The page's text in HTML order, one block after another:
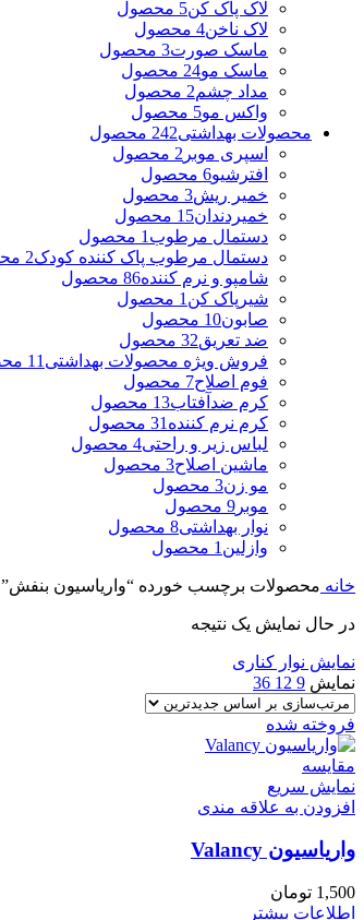
لاک پاک کن5 محصول
لاک ناخن4 محصول
ماسک صورت3 محصول
ماسک مو24 محصول
مداد چشم2 محصول
واکس مو5 محصول
محصولات بهداشتی242 محصول
اسپری موبر 2 محصول
افترشیو6 محصول
خمیر ریش3 محصول
خمیردندان15 محصول
دستمال مرطوب 1 محصول
دستمال مرطوب پاک کننده کودک2 محصول
شامپو و نرم کننده86 محصول
شیرپاک کن 1 محصول
صابون10 محصول
ضد تعریق32 محصول
فروش ویژه محصولات بهداشتی 11 محصول
فوم اصلاح7 محصول
کرم ضدآفتاب13 محصول
کرم نرم کننده 31 محصول
لباس زیر و راحتی4 محصول
ماشین اصلاح3 محصول
مو زن3 محصول
موبر 9 محصول
نوار بهداشتی8 محصول
وازلین 1 محصول
خانه محصولات برچسب خورده “واریاسیون بنفش”
در حال نمایش یک نتیجه
نمایش نوار کناری
نمایش 9
12
36
فروخته شده
مقايسه
نمایش سریع
افزودن به علاقه مندی
واریاسیون Valancy
1,500 تومان
اطلاعات بیشتر